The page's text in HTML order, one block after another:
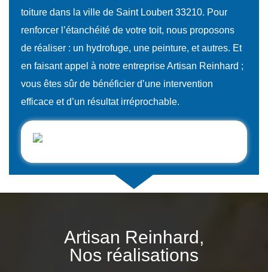
toiture dans la ville de Saint Loubert 33210. Pour
renforcer l’étanchéité de votre toit, nous proposons
de réaliser : un hydrofuge, une peinture, et autres. Et
en faisant appel à notre entreprise Artisan Reinhard ;
vous êtes sûr de bénéficier d’une intervention
efficace et d’un résultat irréprochable.
Artisan Reinhard,
Nos réalisations